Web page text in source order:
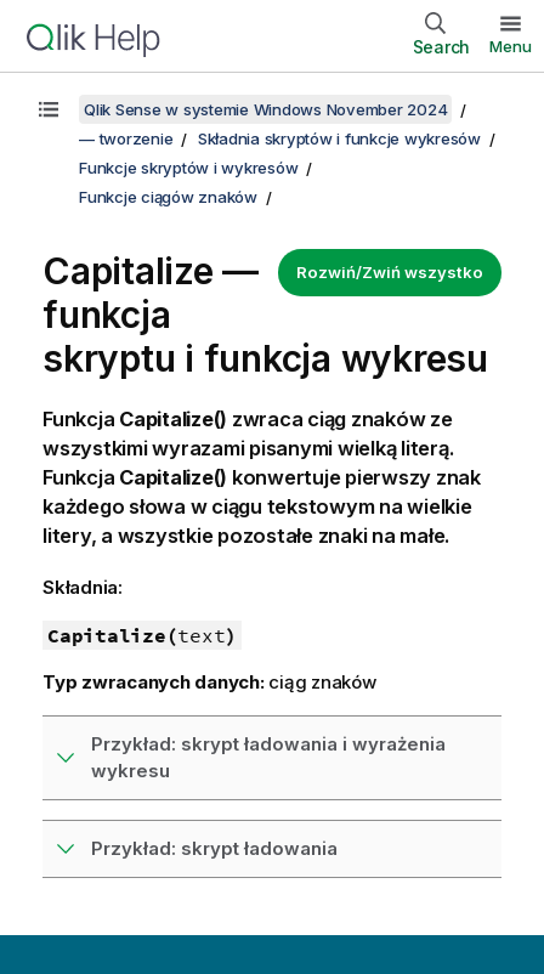
Search Menu
Qlik Sense w systemie Windows November 2024
— tworzenie
Składnia skryptów i funkcje wykresów
Funkcje skryptów i wykresów
Funkcje ciągów znaków
Rozwiń/Zwiń wszystko
Capitalize —
funkcja
skryptu i funkcja wykresu
Funkcja Capitalize() zwraca ciąg znaków ze
wszystkimi wyrazami pisanymi wielką literą.
Funkcja Capitalize() konwertuje pierwszy znak
każdego słowa w ciągu tekstowym na wielkie
litery, a wszystkie pozostałe znaki na małe.
Składnia:
Capitalize(text)
Typ zwracanych danych: ciąg znaków
Przykład: skrypt ładowania i wyrażenia
wykresu
Przykład: skrypt ładowania